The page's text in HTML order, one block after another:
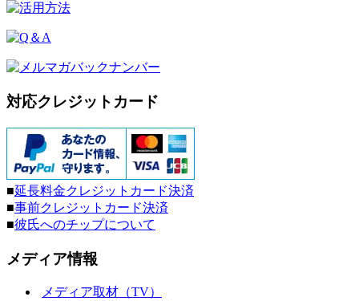
対応クレジットカード
■延長料金クレジットカード決済
■事前クレジットカード決済
■彼氏へのチップについて
メディア情報
メディア取材（TV）